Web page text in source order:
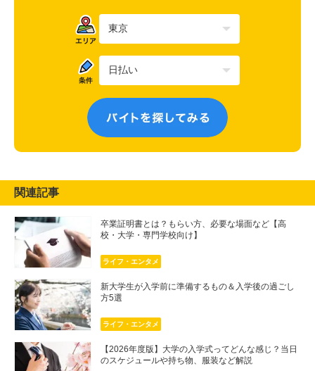
関連記事
卒業証明書とは？もらい方、必要な場面など【高
校・大学・専門学校向け】
ライフ・エンタメ
新大学生が入学前に準備するもの＆入学後の過ごし
方5選
ライフ・エンタメ
【2026年度版】大学の入学式ってどんな感じ？当日
のスケジュールや持ち物、服装など解説